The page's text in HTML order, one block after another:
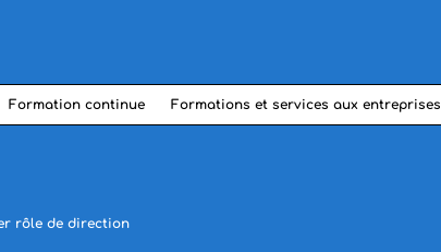
Formation continue Formations et services aux entreprises
rôle de direction